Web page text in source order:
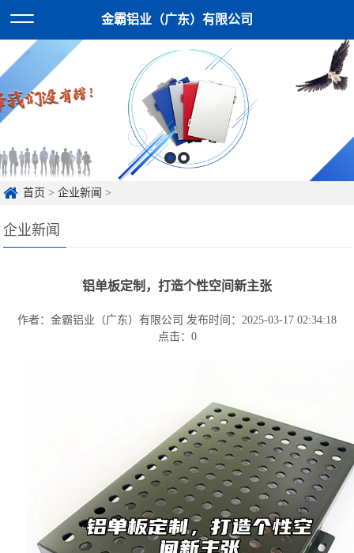
金霸铝业（广东）有限公司
首页 >企业新闻 >
企业新闻
铝单板定制，打造个性空间新主张
作者：金霸铝业（广东）有限公司 发布时间：2025-03-17 02:34:18
点击： 0